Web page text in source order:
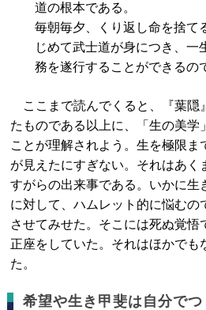
道の根本である。
毎朝毎夕、くり返し命を捨て
じめて武士道が身につき、一
務を遂行することができるの
ここまで読んでくると、『葉隠
たものである以上に、「生の美学
ことが理解されよう。生を極限ま
が見えたにすぎない。それはあく
すがらの出来事である。いかに生
に対して、ハムレット的に悩むの
させてみせた。そこには死ぬ覚悟
正座をしていた。それはほかでも
た。
希望や生き甲斐は自分で